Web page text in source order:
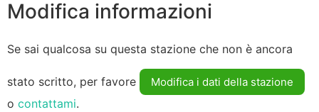
Modifica informazioni
Se sai qualcosa su questa stazione che non è ancora
stato scritto, per favore Modifica i dati della stazione
o contattami.